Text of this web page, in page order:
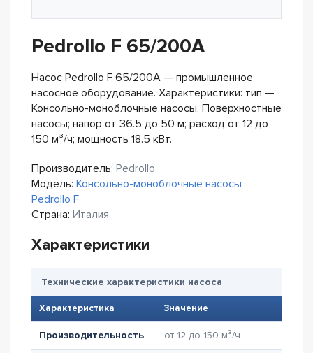
Pedrollo F 65/200A
Насос Pedrollo F 65/200A — промышленное
насосное оборудование. Характеристики: тип —
Консольно-моноблочные насосы, Поверхностные
насосы; напор от 36.5 до 50 м; расход от 12 до
150 м³/ч; мощность 18.5 кВт.
Производитель: Pedrollo
Модель: Консольно-моноблочные насосы
Pedrollo F
Страна: Италия
Характеристики
Технические характеристики насоса
Характеристика Значение
Производительность от 12 до 150 м³/ч